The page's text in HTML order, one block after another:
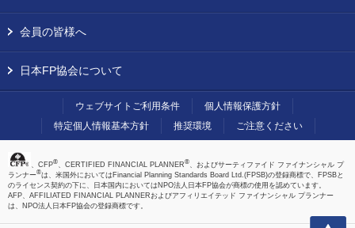
上へ
会員の皆様へ
日本FP協会について
ウェブサイトご利用条件
個人情報保護方針
特定個人情報基本方針
推奨環境 ご注意ください
、CFP®、CERTIFIED FINANCIAL PLANNER®、およびサーティファイド ファイナンシャル プ
ランナー®は、米国外においてはFinancial Planning Standards Board Ltd.(FPSB)の登録商標で、FPSBと
のライセンス契約の下に、日本国内においてはNPO法人日本FP協会が商標の使用を認めています。
AFP、AFFILIATED FINANCIAL PLANNERおよびアフィリエイテッド ファイナンシャル プランナー
は、NPO法人日本FP協会の登録商標です。